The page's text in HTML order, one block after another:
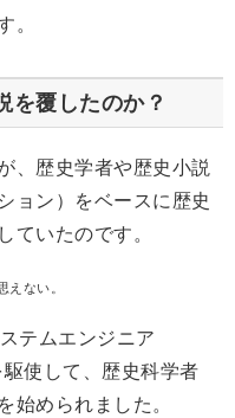
。
を覆したのか？
、歴史学者や歴史小説
ョン）をベースに歴史
ていたのです。
えない。
テムエンジニア
使して、歴史科学者
始められました。